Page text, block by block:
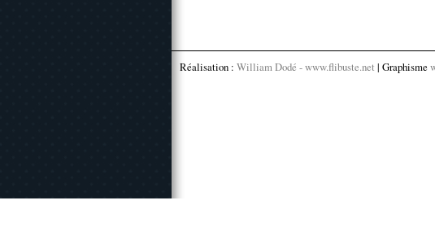
Réalisation : William Dodé - www.flibuste.net | Graphisme